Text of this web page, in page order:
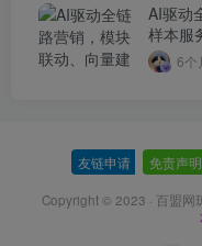
AI驱动
样本服
6个
友链申请 免责声明
Copyright © 2023 · 百盟网